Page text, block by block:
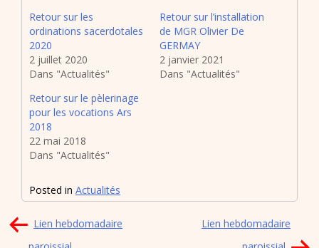
Retour sur les
ordinations sacerdotales
2020
2 juillet 2020
Dans "Actualités"
Retour sur l’installation
de MGR Olivier De
GERMAY
2 janvier 2021
Dans "Actualités"
Retour sur le pèlerinage
pour les vocations Ars
2018
22 mai 2018
Dans "Actualités"
Posted in Actualités
Navigation
de
Lien hebdomadaire
Lien hebdomadaire